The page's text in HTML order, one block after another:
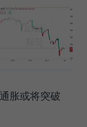
胀或将突破